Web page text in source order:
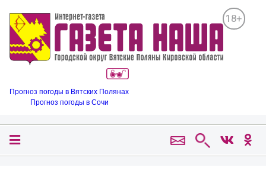
18+
Прогноз погоды в Вятских Полянах
Прогноз погоды в Сочи